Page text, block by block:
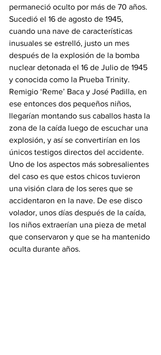
permaneció oculto por más de 70 años.
Sucedió el 16 de agosto de 1945,
cuando una nave de características
inusuales se estrelló, justo un mes
después de la explosión de la bomba
nuclear detonada el 16 de Julio de 1945
y conocida como la Prueba Trinity.
Remigio ‘Reme’ Baca y José Padilla, en
ese entonces dos pequeños niños,
llegarían montando sus caballos hasta la
zona de la caída luego de escuchar una
explosión, y así se convertirían en los
únicos testigos directos del accidente.
Uno de los aspectos más sobresalientes
del caso es que estos chicos tuvieron
una visión clara de los seres que se
accidentaron en la nave. De ese disco
volador, unos días después de la caída,
los niños extraerían una pieza de metal
que conservaron y que se ha mantenido
oculta durante años.